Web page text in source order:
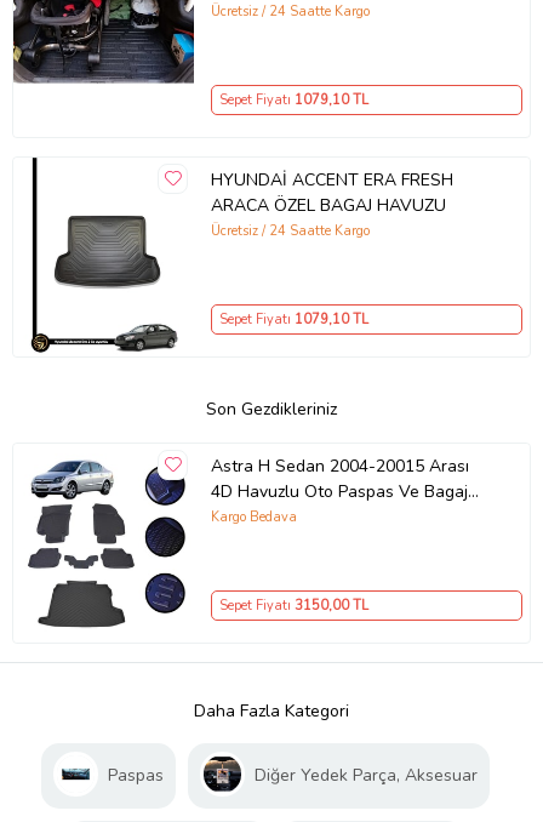
Ücretsiz / 24 Saatte Kargo
Sepet Fiyatı 1079,10 TL
HYUNDAİ ACCENT ERA FRESH
ARACA ÖZEL BAGAJ HAVUZU
Ücretsiz / 24 Saatte Kargo
Sepet Fiyatı 1079,10 TL
Son Gezdikleriniz
Astra H Sedan 2004-20015 Arası
4D Havuzlu Oto Paspas Ve Bagaj
Set
Kargo Bedava
Sepet Fiyatı 3150,00 TL
Daha Fazla Kategori
Paspas Diğer Yedek Parça, Aksesuar